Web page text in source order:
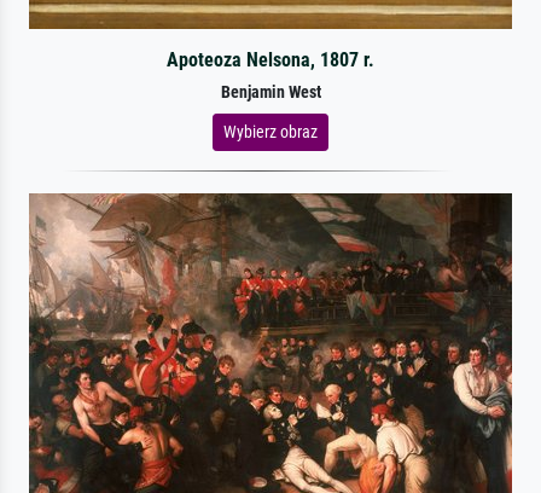
Apoteoza Nelsona, 1807 r.
Benjamin West
Wybierz obraz